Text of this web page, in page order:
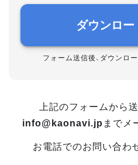
ダウンロー
フォーム送信後、ダウンロ
上記のフォームから
info@kaonavi.jp までメ
お電話でのお問い合わ